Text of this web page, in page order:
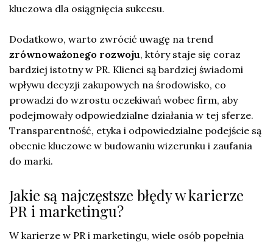
kluczowa dla osiągnięcia sukcesu.
Dodatkowo, warto zwrócić uwagę na trend
zrównoważonego rozwoju, który staje się coraz
bardziej istotny w PR. Klienci są bardziej świadomi
wpływu decyzji zakupowych na środowisko, co
prowadzi do wzrostu oczekiwań wobec firm, aby
podejmowały odpowiedzialne działania w tej sferze.
Transparentność, etyka i odpowiedzialne podejście są
obecnie kluczowe w budowaniu wizerunku i zaufania
do marki.
Jakie są najczęstsze błędy w karierze
PR i marketingu?
W karierze w PR i marketingu, wiele osób popełnia